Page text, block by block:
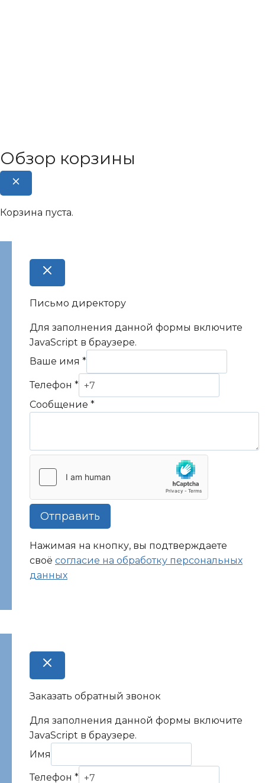
Обзор корзины
Корзина пуста.
Письмо директору
Для заполнения данной формы включите
JavaScript в браузере.
Ваше имя *
Телефон *
Сообщение *
Отправить
Нажимая на кнопку, вы подтверждаете
своё согласие на обработку персональных
данных
Заказать обратный звонок
Для заполнения данной формы включите
JavaScript в браузере.
Имя
Комментарий
Телефон *